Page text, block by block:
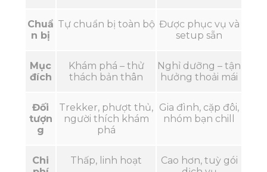
Chuẩ
n bị
Tự chuẩn bị toàn bộ Được phục vụ và
setup sẵn
Mục
đích
Khám phá – thử
thách bản thân
Nghỉ dưỡng – tận
hưởng thoải mái
Đối
tượn
g
Trekker, phượt thủ,
người thích khám
phá
Gia đình, cặp đôi,
nhóm bạn chill
Chi
Thấp, linh hoạt
Cao hơn, tuỳ gói